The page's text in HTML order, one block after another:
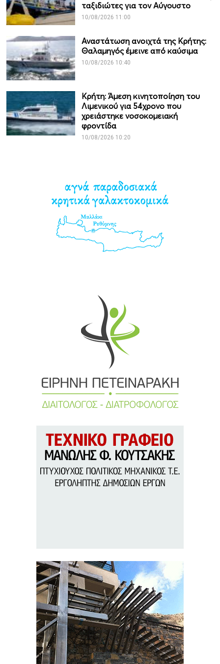
ταξιδιώτες για τον Αύγουστο
10/08/2026 11:00
Αναστάτωση ανοιχτά της Κρήτης:
Θαλαμηγός έμεινε από καύσιμα
10/08/2026 10:40
Κρήτη: Άμεση κινητοποίηση του
Λιμενικού για 54χρονο που
χρειάστηκε νοσοκομειακή
φροντίδα
10/08/2026 10:20